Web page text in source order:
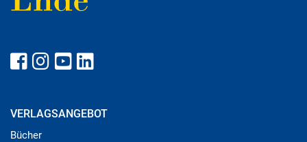
VERLAGSANGEBOT
Bücher